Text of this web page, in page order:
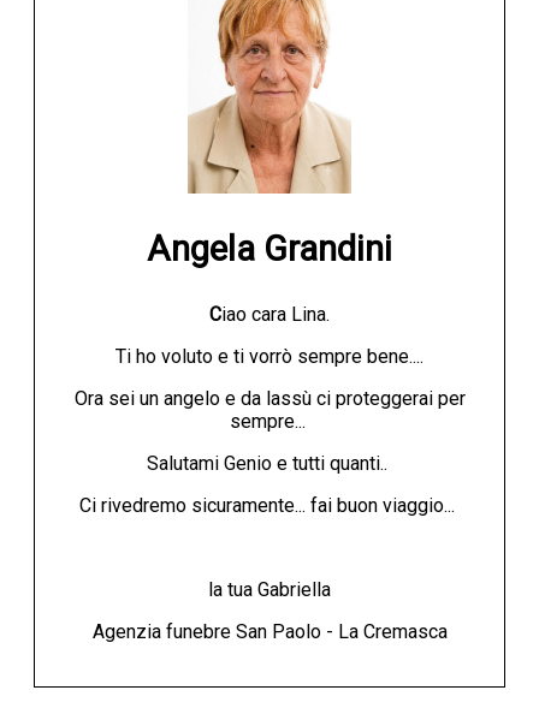
Angela Grandini
Ciao cara Lina.
Ti ho voluto e ti vorrò sempre bene....
Ora sei un angelo e da lassù ci proteggerai per
sempre...
Salutami Genio e tutti quanti..
Ci rivedremo sicuramente... fai buon viaggio...
la tua Gabriella
Agenzia funebre San Paolo - La Cremasca